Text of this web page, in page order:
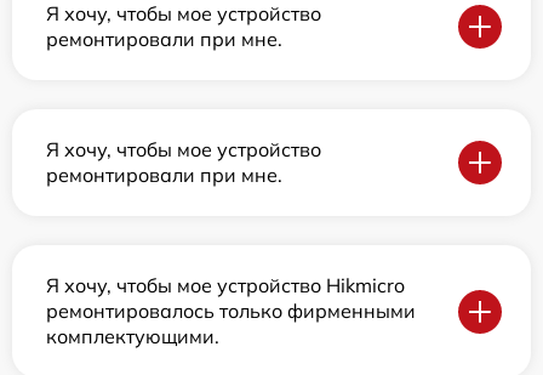
Я хочу, чтобы мое устройство
ремонтировали при мне.
Я хочу, чтобы мое устройство
ремонтировали при мне.
Я хочу, чтобы мое устройство Hikmicro
ремонтировалось только фирменными
комплектующими.